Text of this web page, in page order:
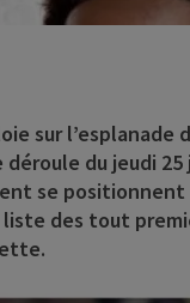
l’esplanade du
déroule du jeudi
se positionnent
des tout
.